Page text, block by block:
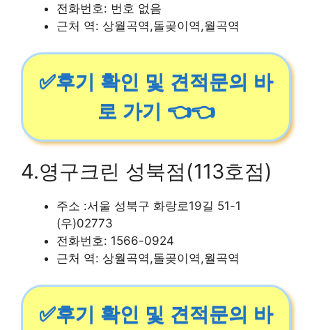
전화번호: 번호 없음
근처 역: 상월곡역,돌곶이역,월곡역
✅후기 확인 및 견적문의 바
로 가기 👈👈
4.영구크린 성북점(113호점)
주소 :서울 성북구 화랑로19길 51-1
(우)02773
전화번호: 1566-0924
근처 역: 상월곡역,돌곶이역,월곡역
✅후기 확인 및 견적문의 바